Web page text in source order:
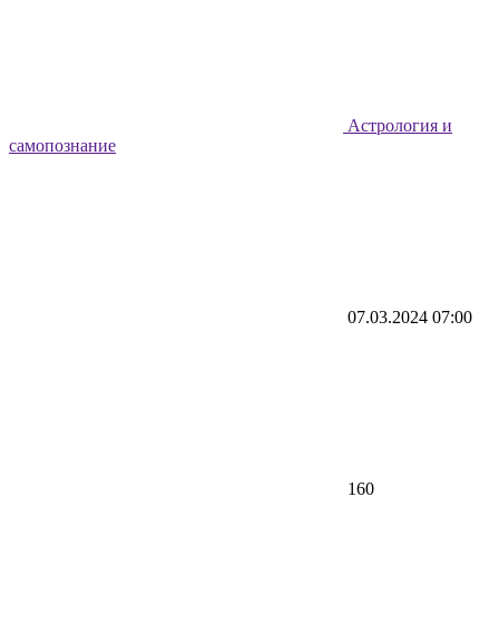
Астрология и
самопознание
07.03.2024 07:00
160